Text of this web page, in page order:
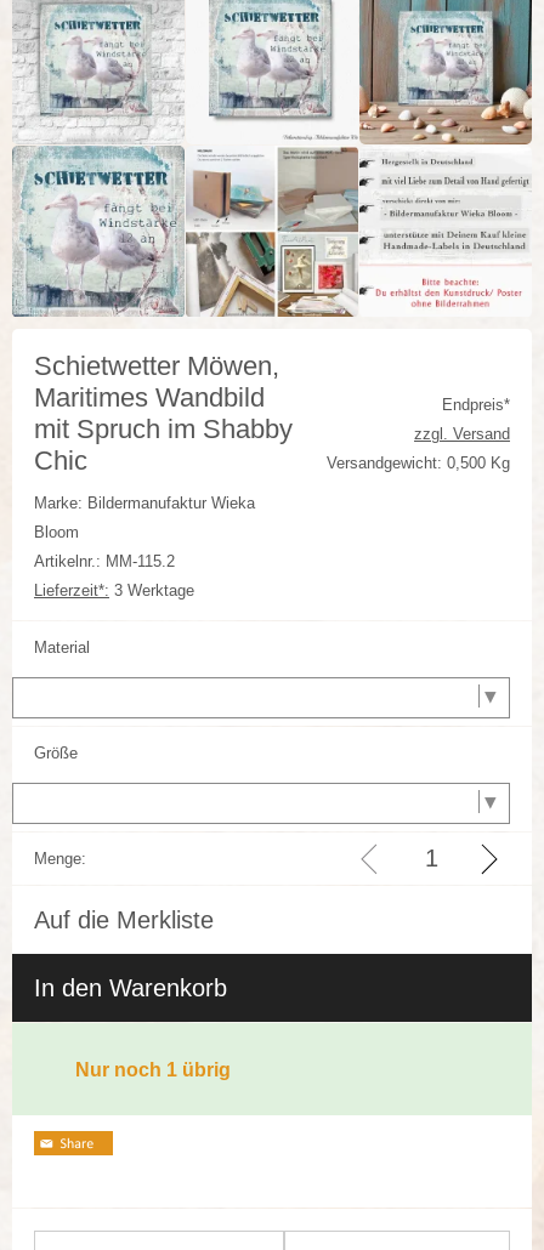
Schietwetter Möwen,
Maritimes Wandbild
mit Spruch im Shabby
Chic
Marke: Bildermanufaktur Wieka
Bloom
Artikelnr.: MM-115.2
Lieferzeit*: 3 Werktage
Endpreis*
zzgl. Versand
Versandgewicht: 0,500 Kg
Material
Größe
Menge:
Auf die Merkliste
In den Warenkorb
Nur noch 1 übrig